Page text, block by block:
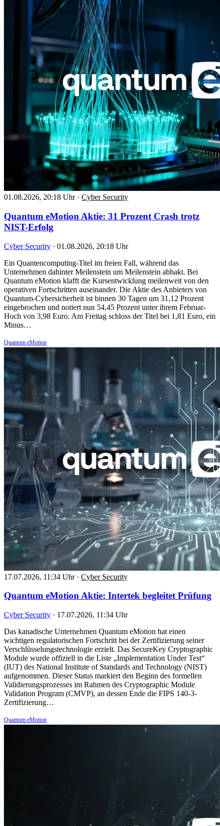
01.08.2026, 20:18 Uhr · Cyber Security
Quantum eMotion Aktie: 31 Prozent Crash trotz
NIST-Erfolg
Cyber Security · 01.08.2026, 20:18 Uhr
Ein Quantencomputing-Titel im freien Fall, während das
Unternehmen dahinter Meilenstein um Meilenstein abhakt. Bei
Quantum eMotion klafft die Kursentwicklung meilenweit von den
operativen Fortschritten auseinander. Die Aktie des Anbieters von
Quantum-Cybersicherheit ist binnen 30 Tagen um 31,12 Prozent
eingebrochen und notiert nun 54,45 Prozent unter ihrem Februar-
Hoch von 3,98 Euro. Am Freitag schloss der Titel bei 1,81 Euro, ein
Minus…
Quantum eMotion
17.07.2026, 11:34 Uhr · Cyber Security
Quantum eMotion Aktie: Intertek begleitet Prüfung
Cyber Security · 17.07.2026, 11:34 Uhr
Das kanadische Unternehmen Quantum eMotion hat einen
wichtigen regulatorischen Fortschritt bei der Zertifizierung seiner
Verschlüsselungstechnologie erzielt. Das SecureKey Cryptographic
Module wurde offiziell in die Liste „Implementation Under Test“
(IUT) des National Institute of Standards and Technology (NIST)
aufgenommen. Dieser Status markiert den Beginn des formellen
Validierungsprozesses im Rahmen des Cryptographic Module
Validation Program (CMVP), an dessen Ende die FIPS 140-3-
Zertifizierung…
Quantum eMotion